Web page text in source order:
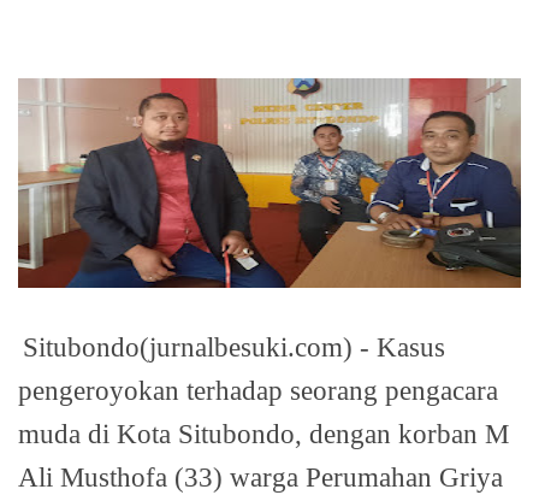
Situbondo(jurnalbesuki.com) - Kasus
pengeroyokan terhadap seorang pengacara
muda di Kota Situbondo, dengan korban M
Ali Musthofa (33) warga Perumahan Griya